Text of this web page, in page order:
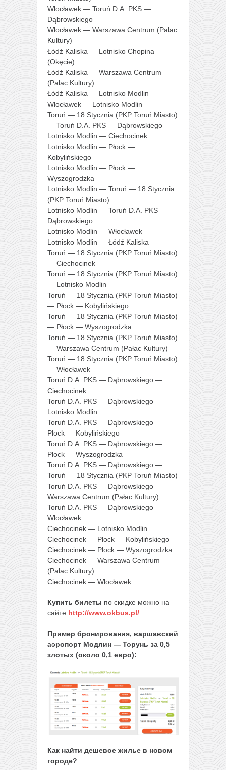
Włocławek — Toruń D.A. PKS —
Dąbrowskiego
Włocławek — Warszawa Centrum (Pałac
Kultury)
Łódź Kaliska — Lotnisko Chopina
(Okęcie)
Łódź Kaliska — Warszawa Centrum
(Pałac Kultury)
Łódź Kaliska — Lotnisko Modlin
Włocławek — Lotnisko Modlin
Toruń — 18 Stycznia (PKP Toruń Miasto)
— Toruń D.A. PKS — Dąbrowskiego
Lotnisko Modlin — Ciechocinek
Lotnisko Modlin — Płock —
Kobylińskiego
Lotnisko Modlin — Płock —
Wyszogrodzka
Lotnisko Modlin — Toruń — 18 Stycznia
(PKP Toruń Miasto)
Lotnisko Modlin — Toruń D.A. PKS —
Dąbrowskiego
Lotnisko Modlin — Włocławek
Lotnisko Modlin — Łódź Kaliska
Toruń — 18 Stycznia (PKP Toruń Miasto)
— Ciechocinek
Toruń — 18 Stycznia (PKP Toruń Miasto)
— Lotnisko Modlin
Toruń — 18 Stycznia (PKP Toruń Miasto)
— Płock — Kobylińskiego
Toruń — 18 Stycznia (PKP Toruń Miasto)
— Płock — Wyszogrodzka
Toruń — 18 Stycznia (PKP Toruń Miasto)
— Warszawa Centrum (Pałac Kultury)
Toruń — 18 Stycznia (PKP Toruń Miasto)
— Włocławek
Toruń D.A. PKS — Dąbrowskiego —
Ciechocinek
Toruń D.A. PKS — Dąbrowskiego —
Lotnisko Modlin
Toruń D.A. PKS — Dąbrowskiego —
Płock — Kobylińskiego
Toruń D.A. PKS — Dąbrowskiego —
Płock — Wyszogrodzka
Toruń D.A. PKS — Dąbrowskiego —
Toruń — 18 Stycznia (PKP Toruń Miasto)
Toruń D.A. PKS — Dąbrowskiego —
Warszawa Centrum (Pałac Kultury)
Toruń D.A. PKS — Dąbrowskiego —
Włocławek
Ciechocinek — Lotnisko Modlin
Ciechocinek — Płock — Kobylińskiego
Ciechocinek — Płock — Wyszogrodzka
Ciechocinek — Warszawa Centrum
(Pałac Kultury)
Ciechocinek — Włocławek
Купить билеты по скидке можно на
сайте http://www.okbus.pl/
Пример бронирования, варшавский
аэропорт Модлин — Торунь за 0,5
злотых (около 0,1 евро):
Как найти дешевое жилье в новом
городе?